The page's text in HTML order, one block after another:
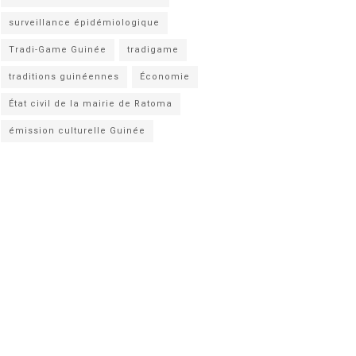
surveillance épidémiologique
Tradi-Game Guinée
tradigame
traditions guinéennes
Économie
État civil de la mairie de Ratoma
émission culturelle Guinée